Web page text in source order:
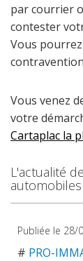
par courrier
contester
Vous
Vous venez
votre
Cartaplac la
L'actualité
automobiles
Publiée le 28/
# PRO-